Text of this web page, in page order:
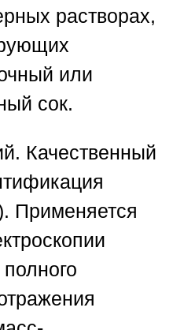
растворах,
или
сок.
Качественный
Применяется